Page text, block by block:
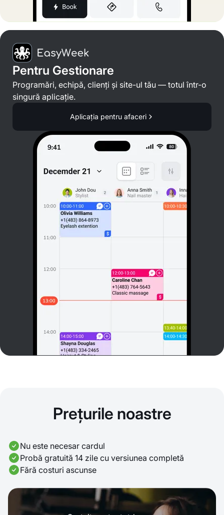
Pentru Gestionare
Programări, echipă, clienți și site-ul tău — totul într-o
singură aplicație.
Aplicația pentru afaceri
Prețurile noastre
Nu este necesar cardul
Probă gratuită 14 zile cu versiunea completă
Fără costuri ascunse